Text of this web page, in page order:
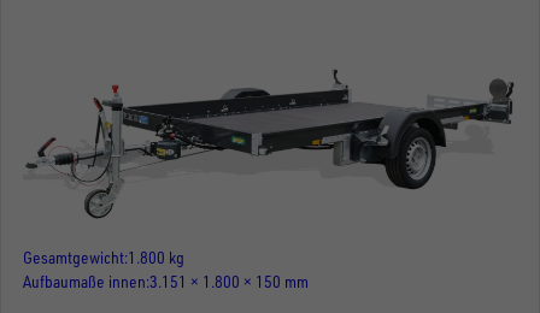
Gesamtgewicht 1.800 kg
Aufbaumaße innen 3.151 × 1.800 × 150 mm